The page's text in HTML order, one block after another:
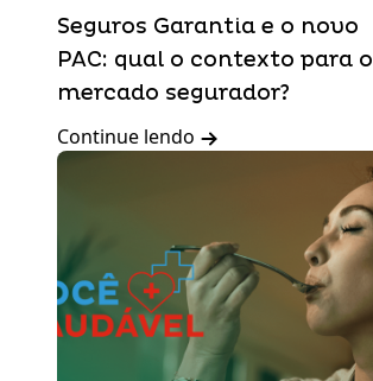
Seguros Garantia e o novo
PAC: qual o contexto para o
mercado segurador?
Continue lendo